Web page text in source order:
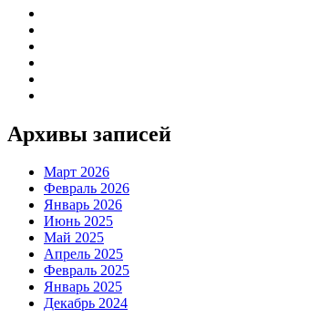
Архивы записей
Март 2026
Февраль 2026
Январь 2026
Июнь 2025
Май 2025
Апрель 2025
Февраль 2025
Январь 2025
Декабрь 2024